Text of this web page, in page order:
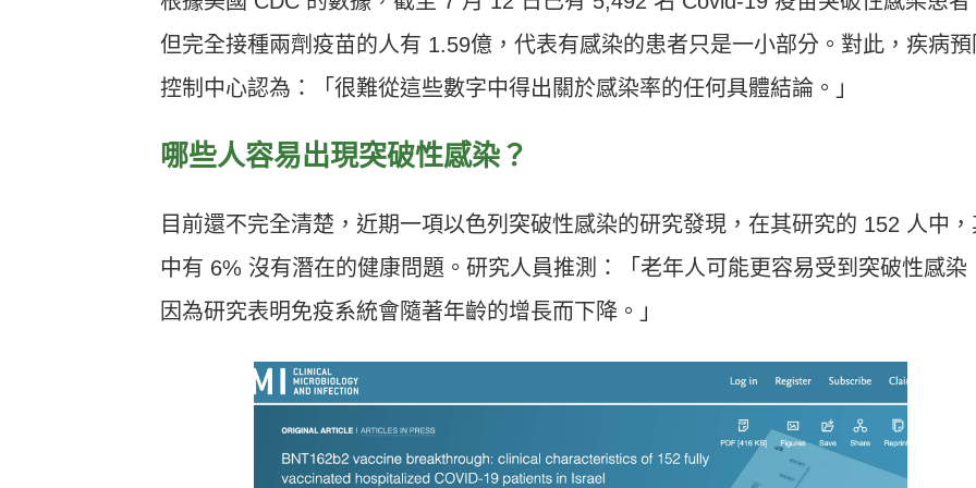
但完全接種兩劑疫苗的人有 1.59億，代表有感染的患者只是一小部分。對此，疾病預
控制中心認為：「很難從這些數字中得出關於感染率的任何具體結論。」
哪些人容易出現突破性感染？
目前還不完全清楚，近期一項以色列突破性感染的研究發現，在其研究的 152 人中，
中有 6% 沒有潛在的健康問題。研究人員推測：「老年人可能更容易受到突破性感染
因為研究表明免疫系統會隨著年齡的增長而下降。」